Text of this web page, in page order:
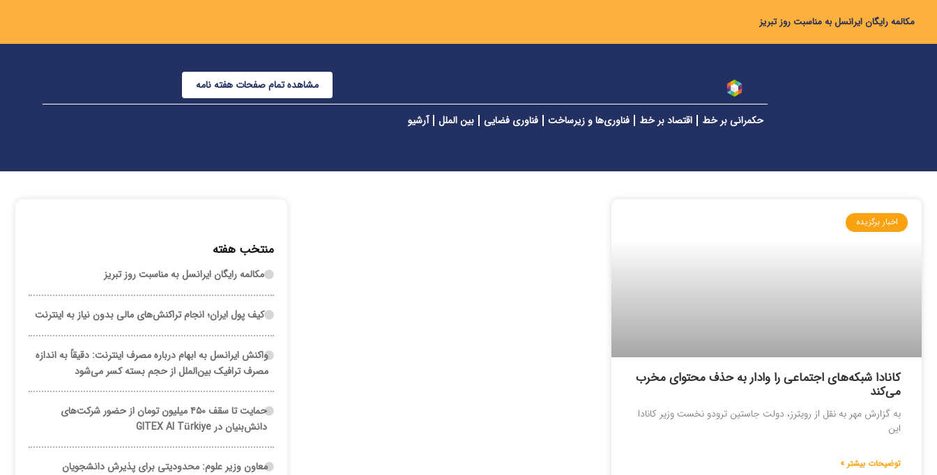
مکالمه رایگان ایرانسل به مناسبت روز تبریز
مشاهده تمام صفحات هفته نامه
حکمرانی بر خط اقتصاد بر خط فناوری‌ها و زیرساخت فناوری فضایی بین الملل آرشیو
اخبار برگزیده
کانادا شبکه‌های اجتماعی را وادار به حذف محتوای مخرب
می‌کند
به گزارش مهر به نقل از رویترز، دولت جاستین ترودو نخست وزیر کانادا
این
توضیحات بیشتر »
منتخب هفته
مکالمه رایگان ایرانسل به مناسبت روز تبریز
کیف پول ایران؛ انجام تراکنش‌های مالی بدون نیاز به اینترنت
واکنش ایرانسل به ابهام درباره مصرف اینترنت: دقیقاً به اندازه
مصرف ترافیک بین‌الملل از حجم بسته کسر می‌شود
حمایت تا سقف ۴۵۰ میلیون تومان از حضور شرکت‌های
دانش‌بنیان در GITEX AI Türkiye
معاون وزیر علوم: محدودیتی برای پذیرش دانشجویان